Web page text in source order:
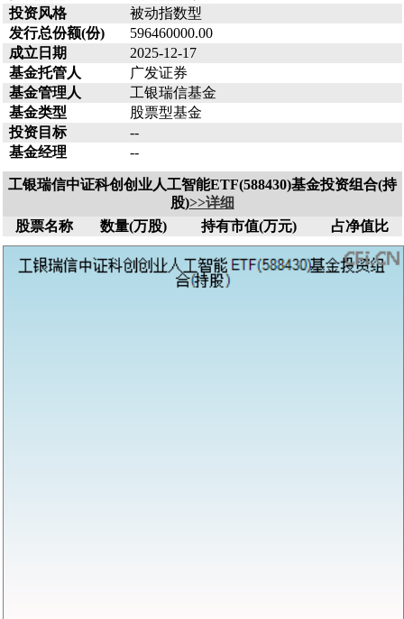
投资风格
被动指数型
发行总份额(份)
596460000.00
成立日期
2025-12-17
基金托管人
广发证券
基金管理人
工银瑞信基金
基金类型
股票型基金
投资目标
--
基金经理
--
工银瑞信中证科创创业人工智能ETF(588430)基金投资组合(持
股)>>详细
股票名称
数量(万股) 持有市值(万元) 占净值比